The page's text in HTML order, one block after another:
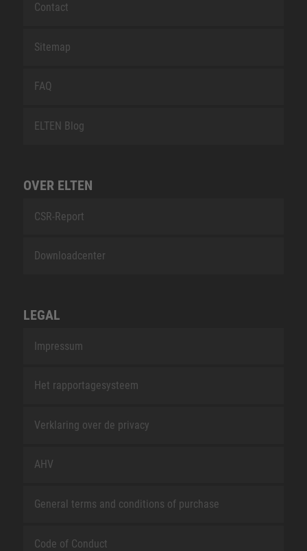
Contact
Sitemap
FAQ
ELTEN Blog
OVER ELTEN
CSR-Report
Downloadcenter
LEGAL
Impressum
Het rapportagesysteem
Verklaring over de privacy
AHV
General terms and conditions of purchase
Code of Conduct